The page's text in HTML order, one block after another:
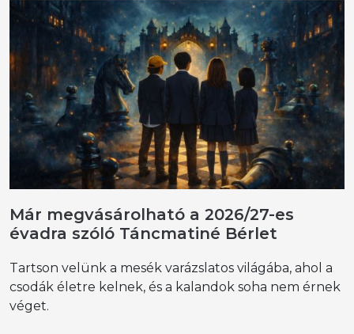
Már megvásárolható a 2026/27-es
évadra szóló Táncmatiné Bérlet
Tartson velünk a mesék varázslatos világába, ahol a
csodák életre kelnek, és a kalandok soha nem érnek
véget.